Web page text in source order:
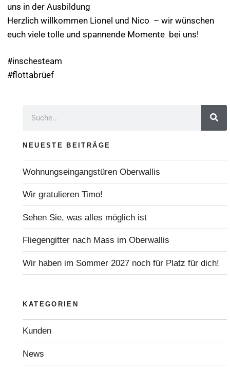
uns in der Ausbildung
Herzlich willkommen Lionel und Nico – wir wünschen
euch viele tolle und spannende Momente bei uns!
#inschesteam
#flottabrüef
NEUESTE BEITRÄGE
Wohnungseingangstüren Oberwallis
Wir gratulieren Timo!
Sehen Sie, was alles möglich ist
Fliegengitter nach Mass im Oberwallis
Wir haben im Sommer 2027 noch für Platz für dich!
KATEGORIEN
Kunden
News